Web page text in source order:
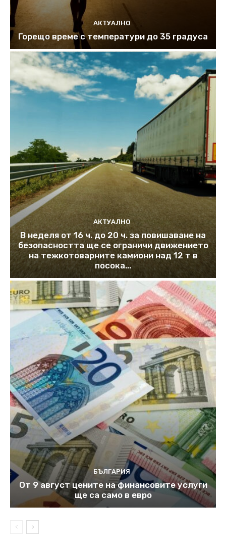
АКТУАЛНО
Горещо време с температури до 35 градуса
АКТУАЛНО
В неделя от 16 ч. до 20 ч. за повишаване на
безопасността ще се ограничи движението
на тежкотоварните камиони над 12 т в
посока...
БЪЛГАРИЯ
От 9 август цените на финансовите услуги
ще са само в евро